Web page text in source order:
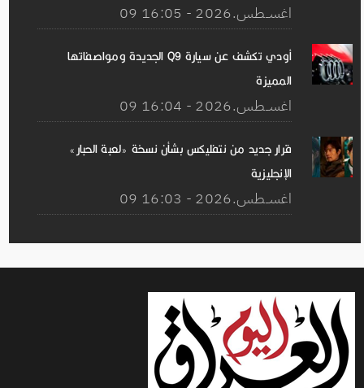
09 اغســطس.2026 - 16:05
أودي تكشف عن سيارة Q9 الجديدة ومواصفاتها
المميزة
09 اغســطس.2026 - 16:04
قرار جديد من نتفليكس بشأن نسخة «لعبة الحبار»
الإنجليزية
09 اغســطس.2026 - 16:03